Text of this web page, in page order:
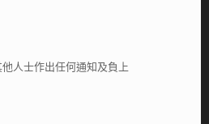
人士作出任何通知及負上